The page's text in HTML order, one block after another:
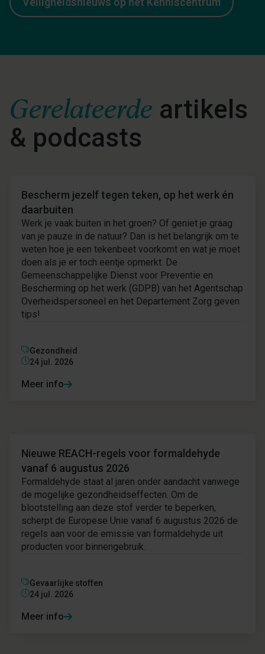
Gerelateerde artikels
& podcasts
Nieuws
Bescherm jezelf tegen teken, op het werk én
daarbuiten
Werk je vaak buiten in het groen? Of geniet je graag
van je pauze in de natuur? Dan is het belangrijk om te
weten hoe je een tekenbeet voorkomt en wat je moet
doen als je er toch eentje opmerkt. De
Gemeenschappelijke Dienst voor Preventie en
Bescherming op het werk (GDPB) van het Agentschap
Overheidspersoneel en het Departement Zorg geven
tips!
Gezondheid
24 jul. 2026
Meer info
Nieuws
Nieuwe REACH-regels voor formaldehyde
vanaf 6 augustus 2026
Formaldehyde staat al jaren onder aandacht vanwege
de mogelijke gezondheidseffecten. Om de
blootstelling aan deze stof verder te beperken,
scherpt de Europese Unie vanaf 6 augustus 2026 de
regels aan voor de emissie van formaldehyde uit
producten voor binnengebruik.
Gevaarlijke stoffen
24 jul. 2026
Meer info